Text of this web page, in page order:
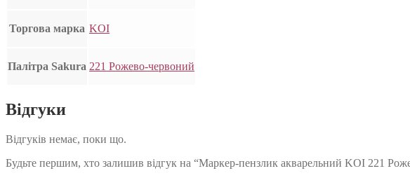
Торгова марка KOI
Палітра Sakura 221 Рожево-червоний
Відгуки
Відгуків немає, поки що.
Будьте першим, хто залишив відгук на “Маркер-пензлик акварельний KOI 221